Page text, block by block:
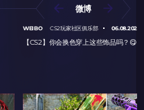
微博
WEIBO CS2玩家社区俱乐部 06.08.2026
【CS2】你会换色穿上这些饰品吗？😋